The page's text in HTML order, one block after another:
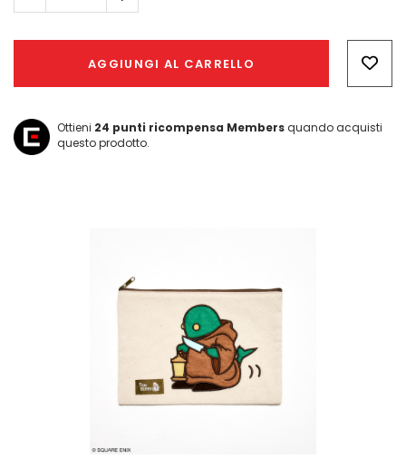
quantità: quantità:
AGGIUNGI AL CARRELLO
Ottieni 24 punti ricompensa Membersquando acquisti
questo prodotto.